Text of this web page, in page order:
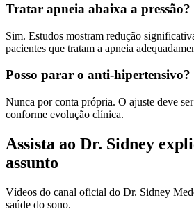
Tratar apneia abaixa a pressão?
Sim. Estudos mostram redução
pacientes que tratam a apneia
Posso parar o anti-hipertensivo?
Nunca por conta própria. O ajuste deve
conforme evolução clínica.
Assista ao Dr. Sidney
assunto
Vídeos do canal oficial do Dr. Sidney
saúde do sono.